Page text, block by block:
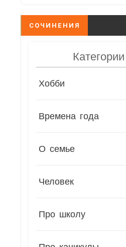
СОЧИНЕНИЯ
Категории
Хобби
Времена года
О семье
Человек
Про школу